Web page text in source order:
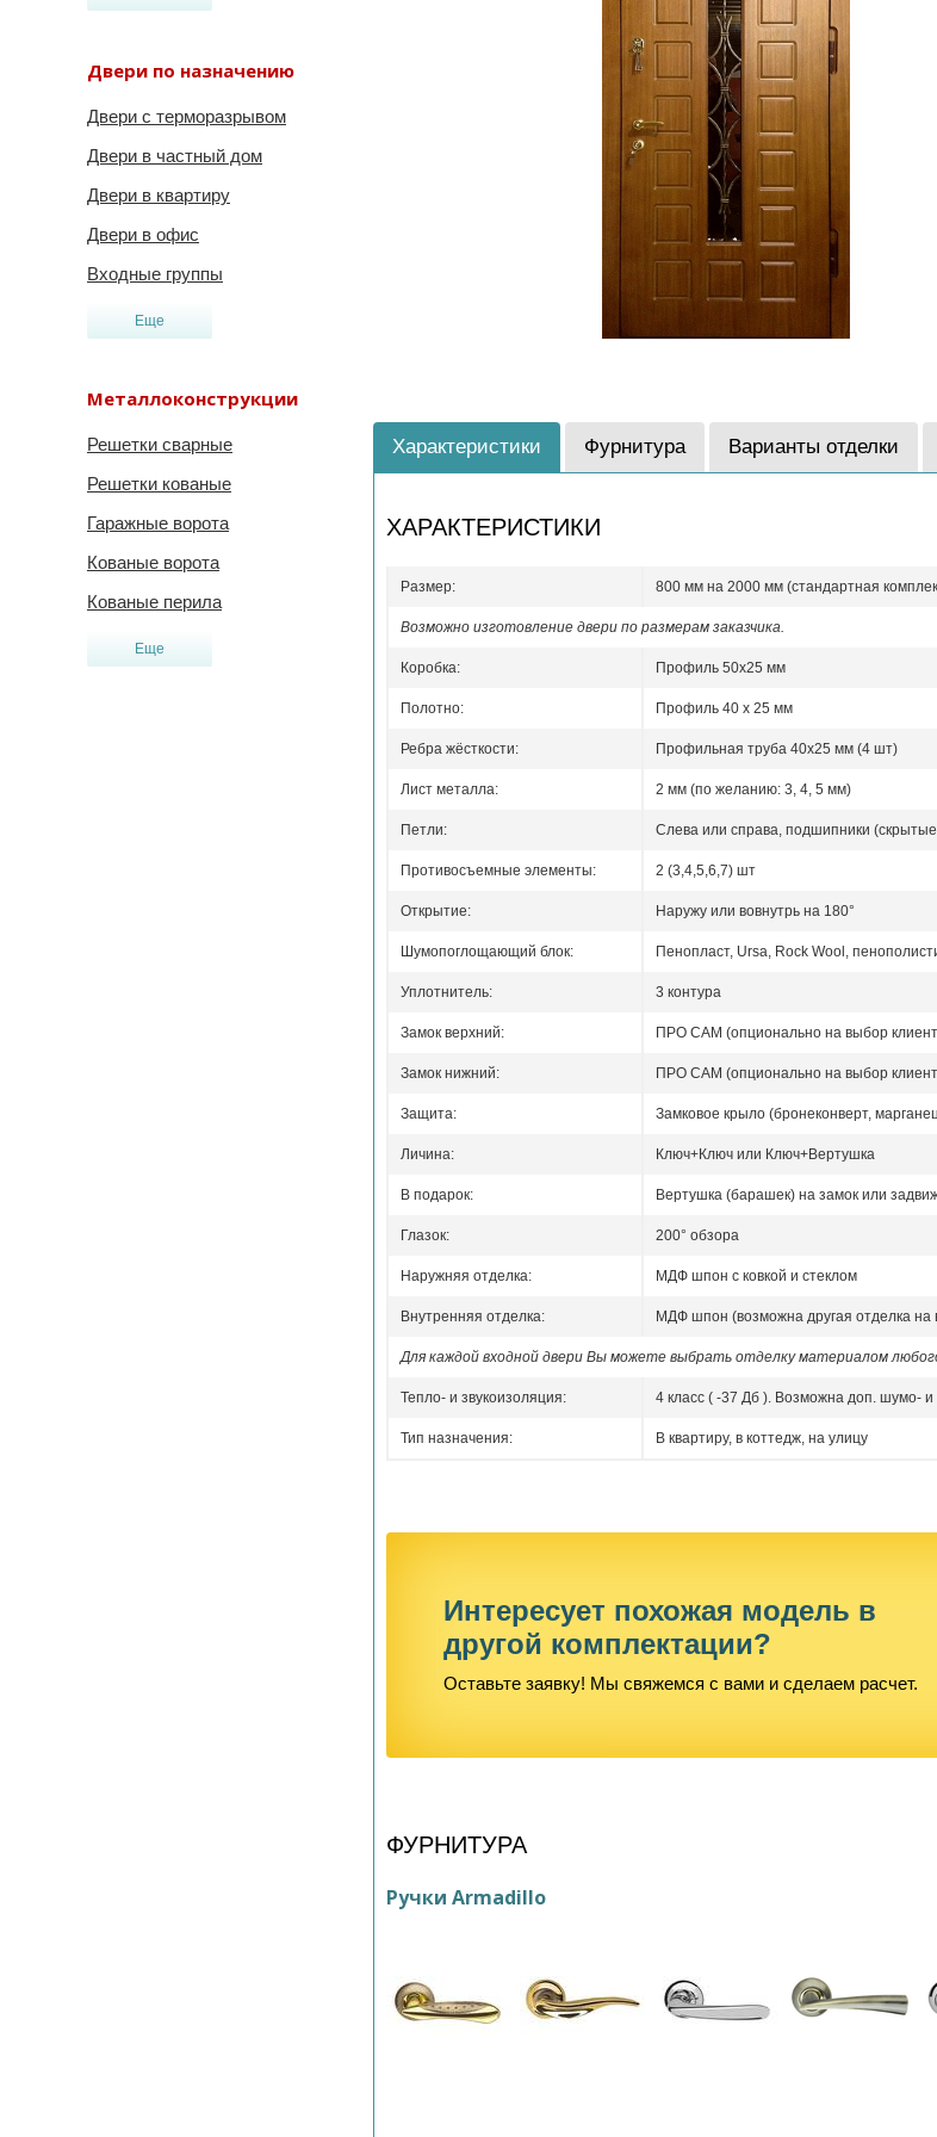
Двери по назначению
Двери с терморазрывом
Двери в частный дом
Двери в квартиру
Двери в офис
Входные группы
Еще
Металлоконструкции
Решетки сварные
Решетки кованые
Гаражные ворота
Кованые ворота
Кованые перила
Еще
Характеристики Фурнитура Варианты отделки
ХАРАКТЕРИСТИКИ
Размер: 800 мм на 2000 мм (стандартная
Возможно изготовление двери по размерам заказчика.
Коробка: Профиль 50x25 мм
Полотно: Профиль 40 x 25 мм
Ребра жёсткости: Профильная труба 40х25 мм (4 шт)
Лист металла: 2 мм (по желанию: 3, 4, 5 мм)
Петли: Слева или справа, подшипники
Противосъемные элементы: 2 (3,4,5,6,7) шт
Открытие: Наружу или вовнутрь на 180°
Шумопоглощающий блок: Пенопласт, Ursa, Rock Wool,
Уплотнитель: 3 контура
Замок верхний: ПРО САМ (опционально на выбор
Замок нижний: ПРО САМ (опционально на выбор
Защита: Замковое крыло (бронеконверт,
Личина: Ключ+Ключ или Ключ+Вертушка
В подарок: Вертушка (барашек) на замок или
Глазок: 200° обзора
Наружняя отделка: МДФ шпон с ковкой и стеклом
Внутренняя отделка: МДФ шпон (возможна другая отделка на
Для каждой входной двери Вы можете выбрать отделку материалом
Тепло- и звукоизоляция: 4 класс ( -37 Дб ). Возможна доп. шумо- и
Тип назначения: В квартиру, в коттедж, на улицу
Интересует похожая модель в
другой комплектации?
Оставьте заявку! Мы свяжемся с вами и сделаем расчет.
ФУРНИТУРА
Ручки Armadillo